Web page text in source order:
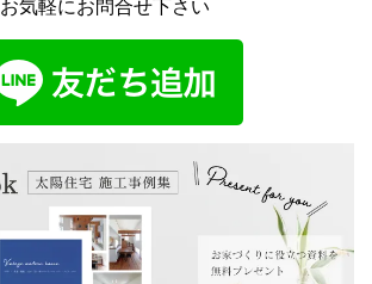
お気軽にお問合せ下さい